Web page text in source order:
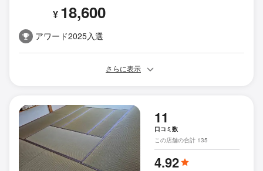
¥ 18,600
アワード2025入選
さらに表示
11
口コミ数
この店舗の合計 135
4.92